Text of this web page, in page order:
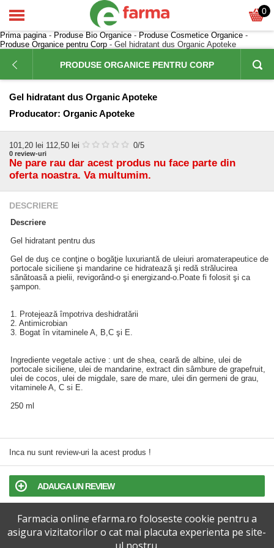
0
Prima pagina- Produse Bio Organice - Produse Cosmetice Organice -
Produse Organice pentru Corp - Gel hidratant dus Organic Apoteke
PRODUSE ORGANICE PENTRU CORP
Gel hidratant dus Organic Apoteke
Producator: Organic Apoteke
101,20 lei 112,50 lei 0/5
0 review-uri
Ne pare rau dar acest produs nu face parte din
oferta noastra. Va multumim.
DESCRIERE
Descriere
Gel hidratant pentru dus
Gel de duş ce conţine o bogăţie luxuriantă de uleiuri aromaterapeutice de
portocale siciliene şi mandarine ce hidratează şi redă strălucirea
sănătoasă a pielii, revigorând-o şi energizand-o.Poate fi folosit şi ca
şampon.
1. Protejează împotriva deshidratării
2. Antimicrobian
3. Bogat în vitaminele A, B,C şi E.
Ingrediente vegetale active : unt de shea, ceară de albine, ulei de
portocale siciliene, ulei de mandarine, extract din sâmbure de grapefruit,
ulei de cocos, ulei de migdale, sare de mare, ulei din germeni de grau,
vitaminele A, C si E.
250 ml
Inca nu sunt review-uri la acest produs !
ADAUGA UN REVIEW
TERMENI SI CONDITII
Farmacia online efarma.ro foloseste cookie pentru a
asigura vizitatorilor o cat mai placuta experienta pe site-